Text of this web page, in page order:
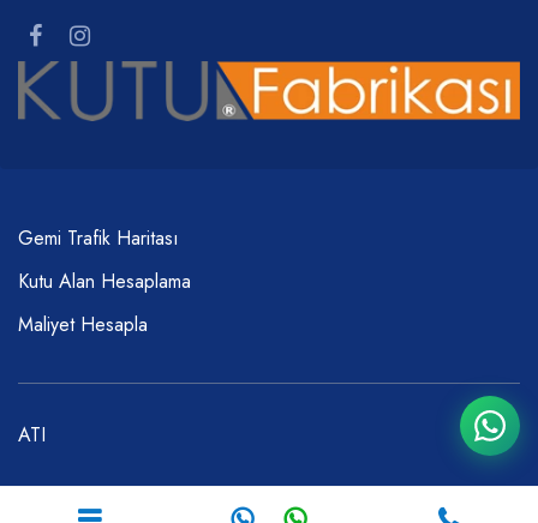
Gemi Trafik Haritası
Kutu Alan Hesaplama
Maliyet Hesapla
ATI